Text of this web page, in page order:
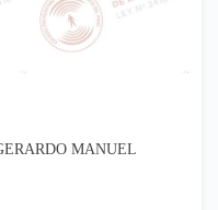
MANUEL